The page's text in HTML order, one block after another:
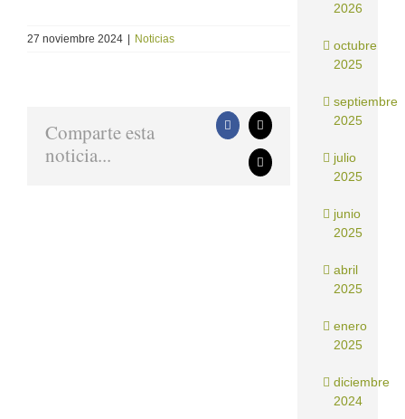
27 noviembre 2024 Noticias
Comparte esta
noticia...
Facebook
X
Correo
electrónico
2026
octubre
2025
septiembre
2025
julio
2025
junio
2025
abril
2025
enero
2025
diciembre
2024